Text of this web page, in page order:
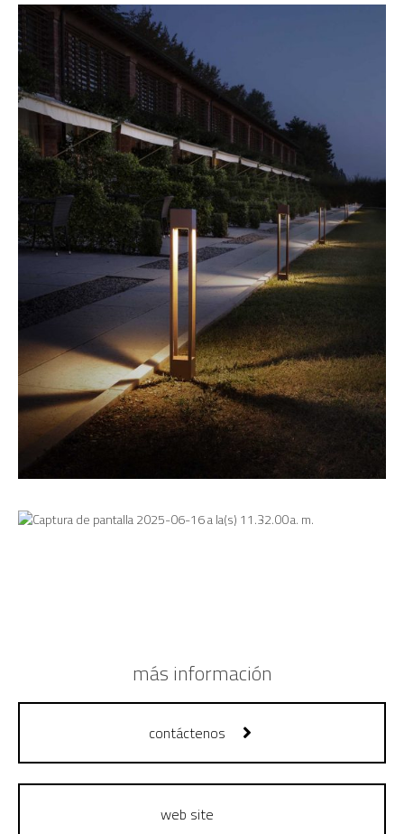
más información
contáctenos
web site